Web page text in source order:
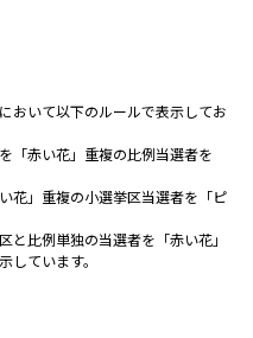
おいて以下のルールで表示してお
「赤い花」重複の比例当選者を
花」重複の小選挙区当選者を「ピ
と比例単独の当選者を「赤い花」
しています。